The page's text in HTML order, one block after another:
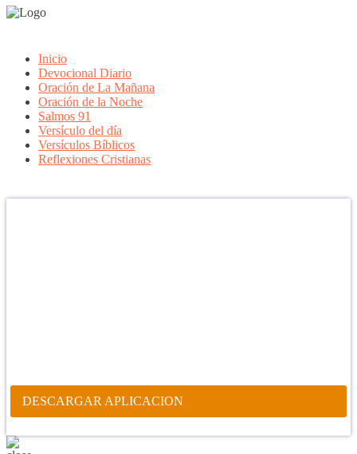
Inicio
Devocional Diario
Oración de La Mañana
Oración de la Noche
Salmos 91
Versículo del día
Versículos Bíblicos
Reflexiones Cristianas
DESCARGAR APLICACION